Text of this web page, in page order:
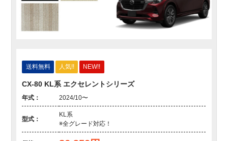
送料無料 人気!! NEW!!
CX-80 KL系 エクセレントシリーズ
年式： 2024/10〜
型式：
KL系
※全グレード対応！